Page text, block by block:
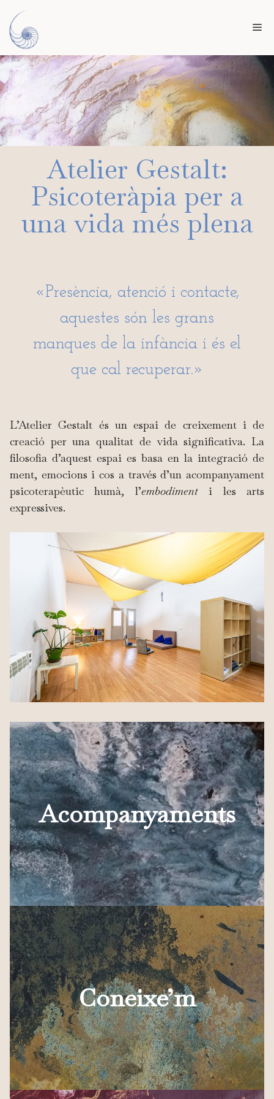
contingut
Atelier Gestalt:
Psicoteràpia per a
una vida més plena
«Presència, atenció i contacte,
aquestes són les grans
manques de la infància i és el
que cal recuperar.»
L’Atelier Gestalt és un espai de creixement i de
creació per una qualitat de vida significativa. La
filosofia d’aquest espai es basa en la integració de
ment, emocions i cos a través d’un acompanyament
psicoterapèutic humà, l’embodiment i les arts
expressives.
Acompanyaments
Coneixe’m